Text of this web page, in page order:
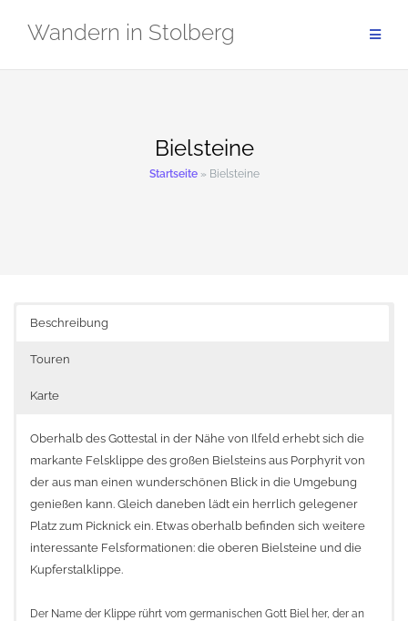
InhaltWandern in Stolberg
Bielsteine
Startseite» Bielsteine
Beschreibung
Touren
Karte
Oberhalb des Gottestal in der Nähe von Ilfeld erhebt sich die
markante Felsklippe des großen Bielsteins aus Porphyrit von
der aus man einen wunderschönen Blick in die Umgebung
genießen kann. Gleich daneben lädt ein herrlich gelegener
Platz zum Picknick ein. Etwas oberhalb befinden sich weitere
interessante Felsformationen: die oberen Bielsteine und die
Kupferstalklippe.
Der Name der Klippe rührt vom germanischen Gott Biel her, der an